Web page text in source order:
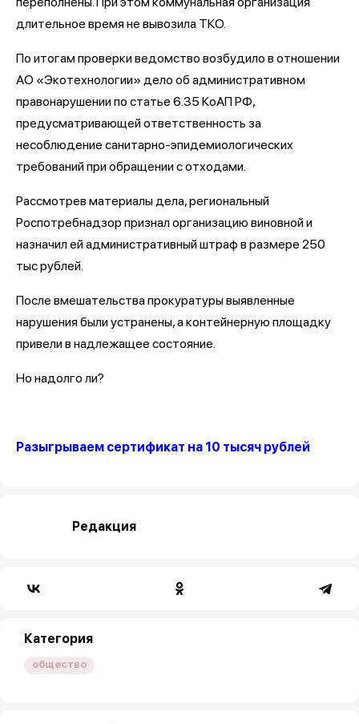
длительное время не вывозила ТКО.
По итогам проверки ведомство возбудило в отношении
АО «Экотехнологии» дело об административном
правонарушении по статье 6.35 КоАП РФ,
предусматривающей ответственность за
несоблюдение санитарно-эпидемиологических
требований при обращении с отходами.
Рассмотрев материалы дела, региональный
Роспотребнадзор признал организацию виновной и
назначил ей административный штраф в размере 250
тыс рублей.
После вмешательства прокуратуры выявленные
нарушения были устранены, а контейнерную площадку
привели в надлежащее состояние.
Но надолго ли?
Разыгрываем сертификат на 10 тысяч рублей
Редакция
Категория
общество